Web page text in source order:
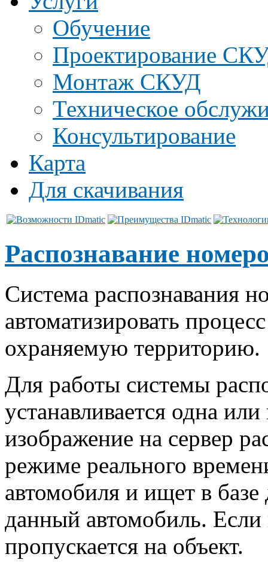
Обучение
Проектирование
Монтаж СКУД
Техническое
Консультирование
Карта
Для скачивания
Распознавание
Система распознавания
автоматизировать
охраняемую территорию.
Для работы системы
устанавливается одна
изображение на сервер
режиме реального
автомобиля и ищет в
данный автомобиль. Если
пропускается на объект.